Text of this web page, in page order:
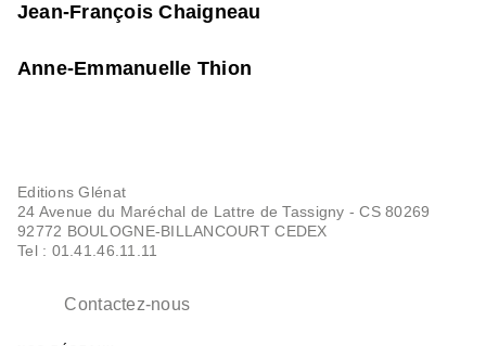
Jean-François Chaigneau
Anne-Emmanuelle Thion
Editions Glénat
24 Avenue du Maréchal de Lattre de Tassigny - CS 80269
92772 BOULOGNE-BILLANCOURT CEDEX
Tel : 01.41.46.11.11
Contactez-nous